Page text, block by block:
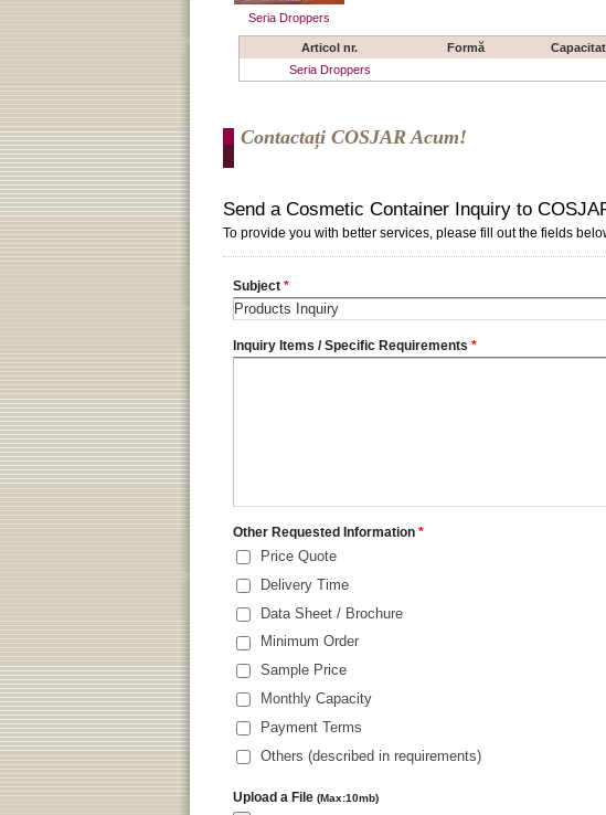
Seria Droppers
Articol nr. Formă
Seria Droppers
Contactați COSJAR Acum!